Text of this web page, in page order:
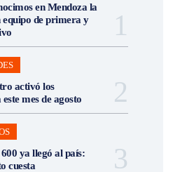
en Mendoza la
equipo de primera y
activó los
mes de agosto
ya llegó al país:
cuesta